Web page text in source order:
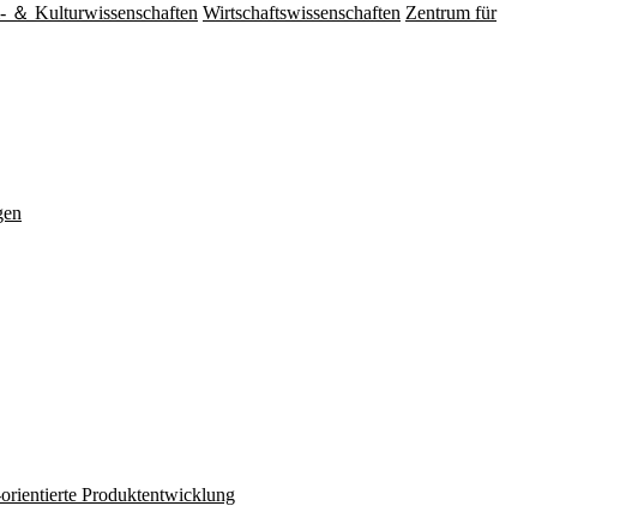
＆ Kulturwissenschaften Wirtschaftswissenschaften Zentrum für
Produktentwicklung